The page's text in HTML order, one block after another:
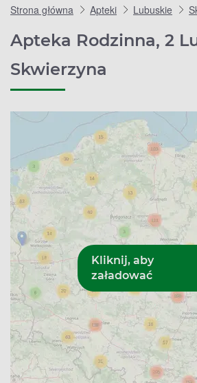
Strona główna Apteki Lubuskie
Apteka Rodzinna, 2
Skwierzyna